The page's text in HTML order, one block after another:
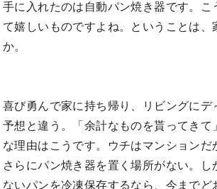
手に入れたのは自動パン焼き器です。
て嬉しいものですよね。ということは
か。
喜び勇んで家に持ち帰り、リビングに
予想と違う。「余計なものを貰ってき
な理由はこうです。ウチはマンションだ
さらにパン焼き器を置く場所がない。
ないパンを冷凍保存するなら、今までど